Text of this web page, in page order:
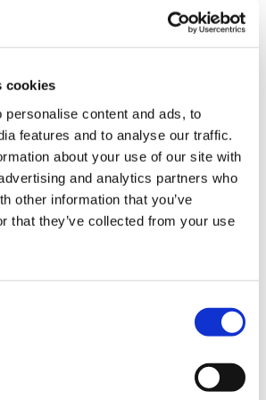
cookies
personalise content and ads, to
features and to analyse our traffic.
about your use of our site with
and analytics partners who
other information that you’ve
that they’ve collected from your use
realnom vremenu, npr.
karticom na
prevare.
Management
pomaže
sveta u efikasnom
detekcije prevara.
poslovnih pravila,